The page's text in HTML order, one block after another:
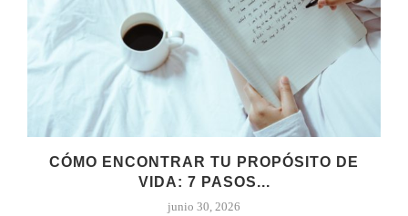
CÓMO ENCONTRAR TU PROPÓSITO DE
VIDA: 7 PASOS...
junio 30, 2026